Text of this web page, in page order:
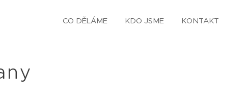
CO DĚLÁME KDO JSME KONTAKT